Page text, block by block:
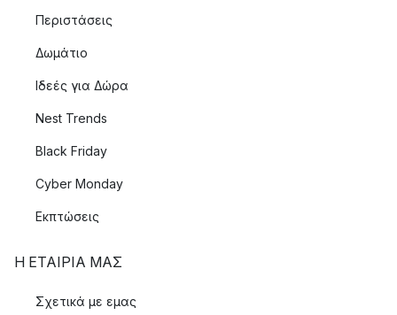
Περιστάσεις
Δωμάτιο
Ιδεές για Δώρα
Nest Trends
Black Friday
Cyber Monday
Εκπτώσεις
Η ΕΤΑΊΡΙΑ ΜΑΣ
Σχετικά με εμας